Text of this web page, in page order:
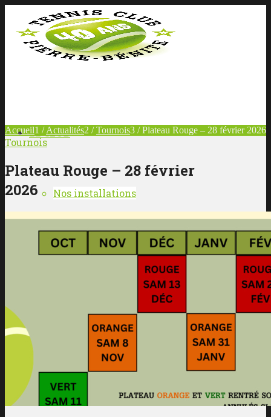
LE CLUB
Nos installations
L’équipe
Les enseignants
L’histoire du club
Accueil1 / Actualités2 / Tournois3 / Plateau Rouge – 28 février 2026
Tournois
Plateau Rouge – 28 février
2026